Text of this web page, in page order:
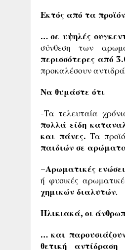
Εκτός από τα
… σε υψηλές
σύνθεση των
περισσότερες από
προκαλέσουν
Να θυμάστε ότι
-Τα τελευταία
πολλά είδη
και πάνες. Τα
παιδιών σε
–Αρωματικές
ή φυσικές
χημικών διαλυτών.
Ηλικιακά, οι
… και
θετική